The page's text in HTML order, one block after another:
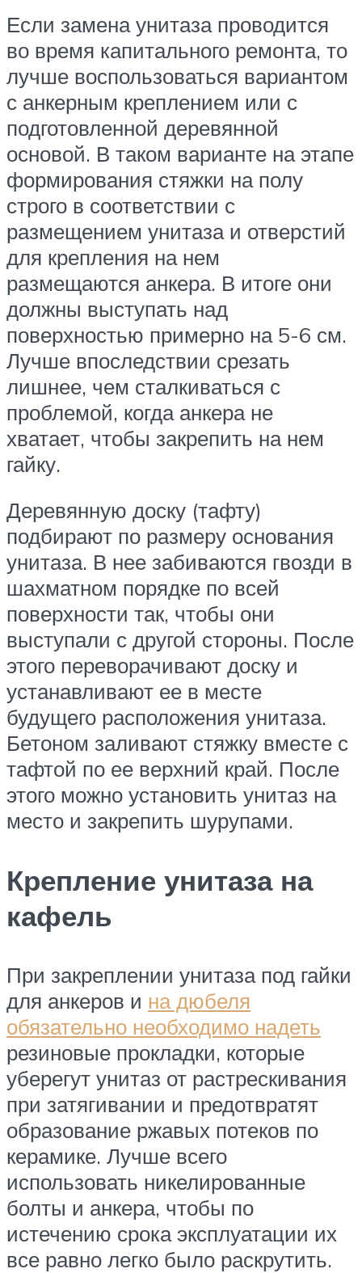
Если замена унитаза проводится
во время капитального ремонта, то
лучше воспользоваться вариантом
с анкерным креплением или с
подготовленной деревянной
основой. В таком варианте на этапе
формирования стяжки на полу
строго в соответствии с
размещением унитаза и отверстий
для крепления на нем
размещаются анкера. В итоге они
должны выступать над
поверхностью примерно на 5-6 см.
Лучше впоследствии срезать
лишнее, чем сталкиваться с
проблемой, когда анкера не
хватает, чтобы закрепить на нем
гайку.
Деревянную доску (тафту)
подбирают по размеру основания
унитаза. В нее забиваются гвозди в
шахматном порядке по всей
поверхности так, чтобы они
выступали с другой стороны. После
этого переворачивают доску и
устанавливают ее в месте
будущего расположения унитаза.
Бетоном заливают стяжку вместе с
тафтой по ее верхний край. После
этого можно установить унитаз на
место и закрепить шурупами.
Крепление унитаза на
кафель
При закреплении унитаза под гайки
для анкеров и на дюбеля
обязательно необходимо надеть
резиновые прокладки, которые
уберегут унитаз от растрескивания
при затягивании и предотвратят
образование ржавых потеков по
керамике. Лучше всего
использовать никелированные
болты и анкера, чтобы по
истечению срока эксплуатации их
все равно легко было раскрутить.